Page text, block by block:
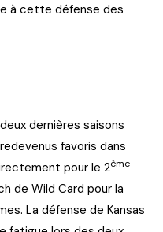
à cette défense des
dernières saisons
favoris dans
pour le 2ème
de Wild Card pour la
La défense de Kansas